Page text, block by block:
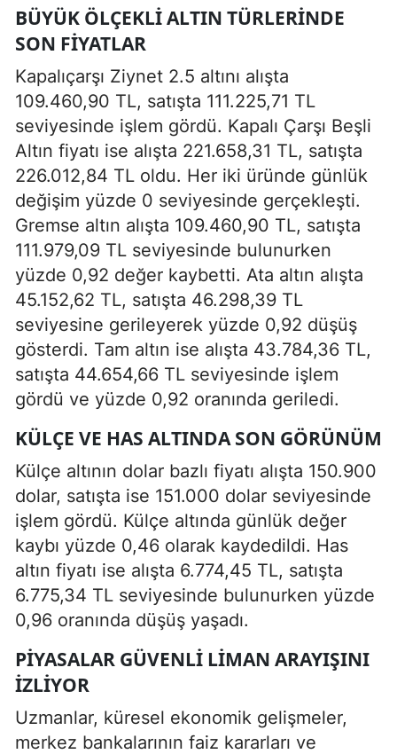
BÜYÜK ÖLÇEKLI ALTIN TÜRLERINDE
SON FIYATLAR
Kapalıçarşı Ziynet 2.5 altını alışta
109.460,90 TL, satışta 111.225,71 TL
seviyesinde işlem gördü. Kapalı Çarşı Beşli
Altın fiyatı ise alışta 221.658,31 TL, satışta
226.012,84 TL oldu. Her iki üründe günlük
değişim yüzde 0 seviyesinde gerçekleşti.
Gremse altın alışta 109.460,90 TL, satışta
111.979,09 TL seviyesinde bulunurken
yüzde 0,92 değer kaybetti. Ata altın alışta
45.152,62 TL, satışta 46.298,39 TL
seviyesine gerileyerek yüzde 0,92 düşüş
gösterdi. Tam altın ise alışta 43.784,36 TL,
satışta 44.654,66 TL seviyesinde işlem
gördü ve yüzde 0,92 oranında geriledi.
KÜLÇE VE HAS ALTINDA SON GÖRÜNÜM
Külçe altının dolar bazlı fiyatı alışta 150.900
dolar, satışta ise 151.000 dolar seviyesinde
işlem gördü. Külçe altında günlük değer
kaybı yüzde 0,46 olarak kaydedildi. Has
altın fiyatı ise alışta 6.774,45 TL, satışta
6.775,34 TL seviyesinde bulunurken yüzde
0,96 oranında düşüş yaşadı.
PIYASALAR GÜVENLI LIMAN ARAYIŞINI
İZLIYOR
Uzmanlar, küresel ekonomik gelişmeler,
merkez bankalarının faiz kararları ve